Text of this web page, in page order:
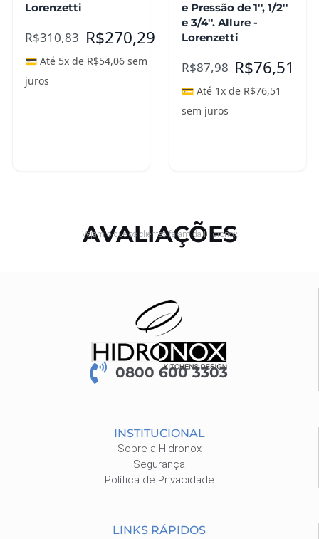
Lorenzetti
R$310,83 R$270,29
💳 Até 5x de R$54,06 sem
juros
e Pressão de 1'', 1/2''
e 3/4''. Allure -
Lorenzetti
R$87,98 R$76,51
💳 Até 1x de R$76,51
sem juros
AVALIAÇÕES
Vejam o que os clientes falam da Hidronox
0800 600 3303
INSTITUCIONAL
Sobre a Hidronox
Segurança
Política de Privacidade
LINKS RÁPIDOS